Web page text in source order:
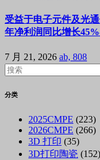
受益于电子元件及光
年净利润同比增长
7 月 21, 2026 ab, 808
分类
2025CMPE (223)
2026CMPE (266)
3D 打印 (35)
3D打印陶瓷 (152)